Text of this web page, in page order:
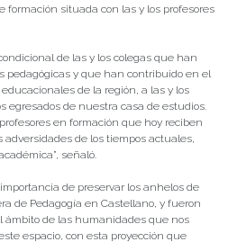
formación situada con las y los profesores
de las y los colegas que han
pedagógicas y que han contribuido en el
de la región, a las y los
egresados de nuestra casa de estudios.
en formación que hoy reciben
adversidades de los tiempos actuales,
señaló.
de preservar los anhelos de
de Pedagogía en Castellano, y fueron
ámbito de las humanidades que nos
espacio, con esta proyección que